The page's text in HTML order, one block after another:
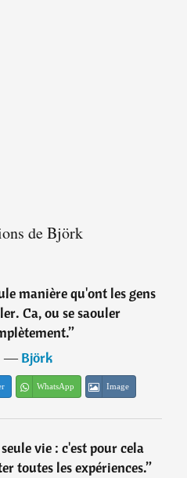
de Björk
manière qu'ont les gens
Ca, ou se saouler
”
―Björk
WhatsApp Image
vie : c'est pour cela
toutes les expériences.”